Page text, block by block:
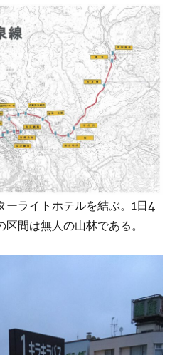
ーライトホテルを結ぶ。1日4
間は無人の山林である。